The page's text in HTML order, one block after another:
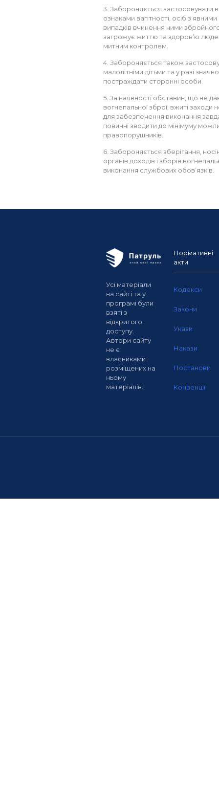
3. Забороняється застосовувати
ознаками вагітності, осіб з явними
випадків вчинення ними
загрожує життю та здоров’ю
митним контролем.
4. Забороняється також
малолітніми дітьми та у разі
постраждати сторонні особи.
5. За наявності обставин, що не
вогнепальної зброї, вжиті
для забезпечення виконання
повинні зводити до мінімуму
правопорушників.
6. Забороняється зберігання,
органів доходів і зборів
виконання службових обов’язків.
Усі матеріали
на сайті та у
програмі були
взяті з
відкритого
доступу.
Автори сайту
не є
власниками
розміщених на
ньому
матеріалів.
Нормативні
акти
Кодекси
Закони
Укази
Накази
Постанови
Конвенції